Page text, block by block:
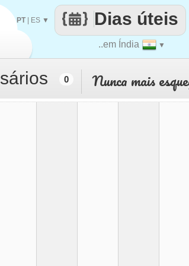
..em Índia ▼
Dias úteis
PT| ES ▼
0 Nunca mais